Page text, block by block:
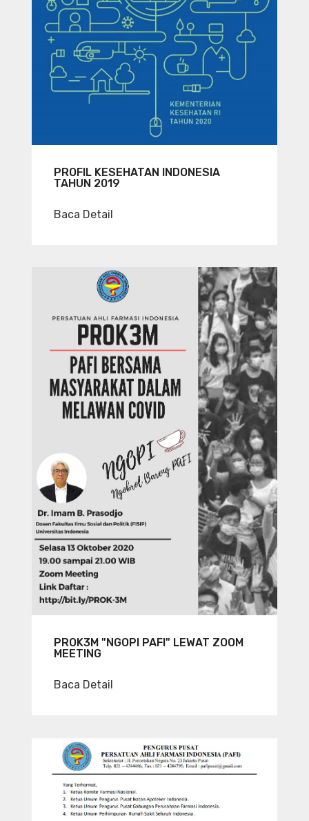
PROFIL KESEHATAN INDONESIA
TAHUN 2019
Baca Detail
PROK3M "NGOPI PAFI" LEWAT ZOOM
MEETING
Baca Detail